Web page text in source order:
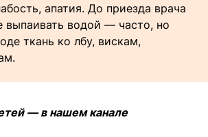
апатия. До приезда врача
выпаивать водой — часто, но
ткань ко лбу, вискам,
— в нашем канале